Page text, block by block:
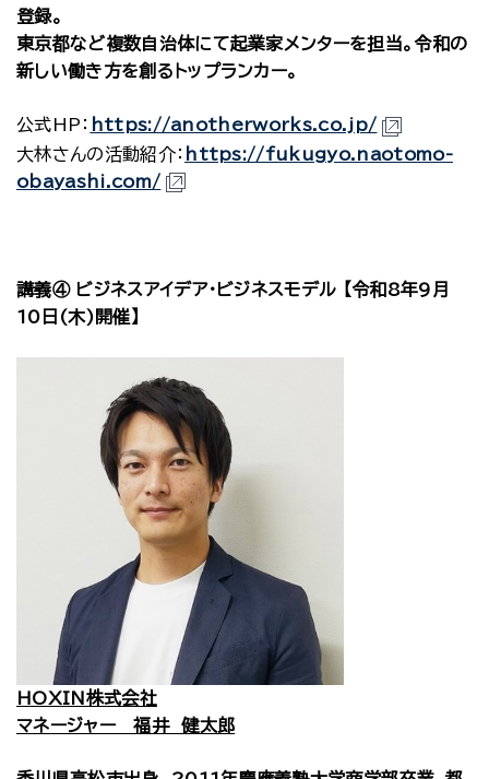
登録。
東京都など複数自治体にて起業家メンターを担当。令和の
新しい働き方を創るトップランカー。
公式HP： https://anotherworks.co.jp/
大林さんの活動紹介： https://fukugyo.naotomo-
obayashi.com/
講義④ ビジネスアイデア・ビジネスモデル 【令和8年9月
10日(木)開催】
HOXIN株式会社
マネージャー 福井 健太郎